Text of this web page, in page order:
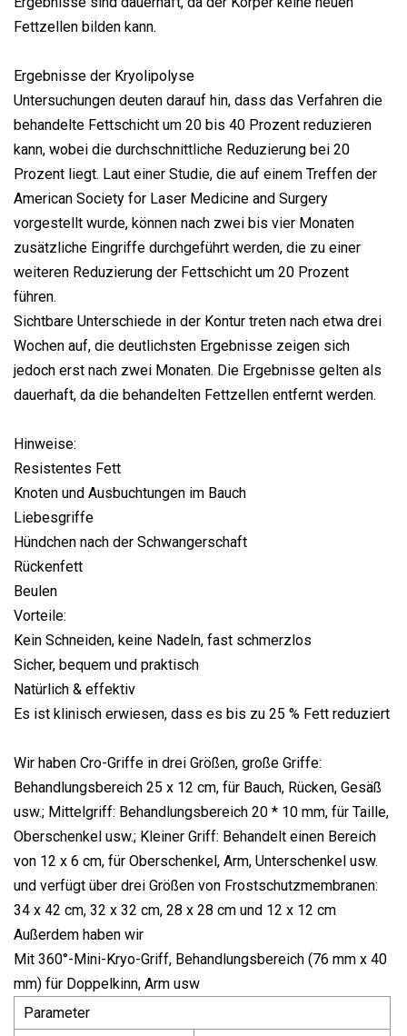
Fettzellen bilden kann.
Ergebnisse der Kryolipolyse
Untersuchungen deuten darauf hin, dass das Verfahren die
behandelte Fettschicht um 20 bis 40 Prozent reduzieren
kann, wobei die durchschnittliche Reduzierung bei 20
Prozent liegt. Laut einer Studie, die auf einem Treffen der
American Society for Laser Medicine and Surgery
vorgestellt wurde, können nach zwei bis vier Monaten
zusätzliche Eingriffe durchgeführt werden, die zu einer
weiteren Reduzierung der Fettschicht um 20 Prozent
führen.
Sichtbare Unterschiede in der Kontur treten nach etwa drei
Wochen auf, die deutlichsten Ergebnisse zeigen sich
jedoch erst nach zwei Monaten. Die Ergebnisse gelten als
dauerhaft, da die behandelten Fettzellen entfernt werden.
Hinweise:
Resistentes Fett
Knoten und Ausbuchtungen im Bauch
Liebesgriffe
Hündchen nach der Schwangerschaft
Rückenfett
Beulen
Vorteile:
Kein Schneiden, keine Nadeln, fast schmerzlos
Sicher, bequem und praktisch
Natürlich & effektiv
Es ist klinisch erwiesen, dass es bis zu 25 % Fett reduziert
Wir haben Cro-Griffe in drei Größen, große Griffe:
Behandlungsbereich 25 x 12 cm, für Bauch, Rücken, Gesäß
usw.; Mittelgriff: Behandlungsbereich 20 * 10 mm, für Taille,
Oberschenkel usw.; Kleiner Griff: Behandelt einen Bereich
von 12 x 6 cm, für Oberschenkel, Arm, Unterschenkel usw.
und verfügt über drei Größen von Frostschutzmembranen:
34 x 42 cm, 32 x 32 cm, 28 x 28 cm und 12 x 12 cm
Außerdem haben wir
Mit 360°-Mini-Kryo-Griff, Behandlungsbereich (76 mm x 40
mm) für Doppelkinn, Arm usw
Parameter